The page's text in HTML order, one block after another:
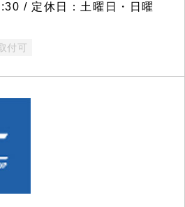
/ 定休日：土曜日・日曜
付可